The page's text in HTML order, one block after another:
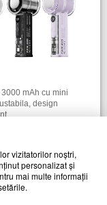
mAh cu mini
design
77 lei
vizitatorilor noștri,
personalizat și
mai multe informații